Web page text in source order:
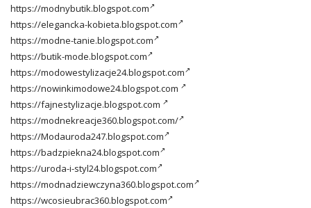
https://modnybutik.blogspot.com
https://elegancka-kobieta.blogspot.com
https://modne-tanie.blogspot.com
https://butik-mode.blogspot.com
https://modowestylizacje24.blogspot.com
https://nowinkimodowe24.blogspot.com
https://fajnestylizacje.blogspot.com
https://modnekreacje360.blogspot.com/
https://Modauroda247.blogspot.com
https://badzpiekna24.blogspot.com
https://uroda-i-styl24.blogspot.com
https://modnadziewczyna360.blogspot.com
https://wcosieubrac360.blogspot.com